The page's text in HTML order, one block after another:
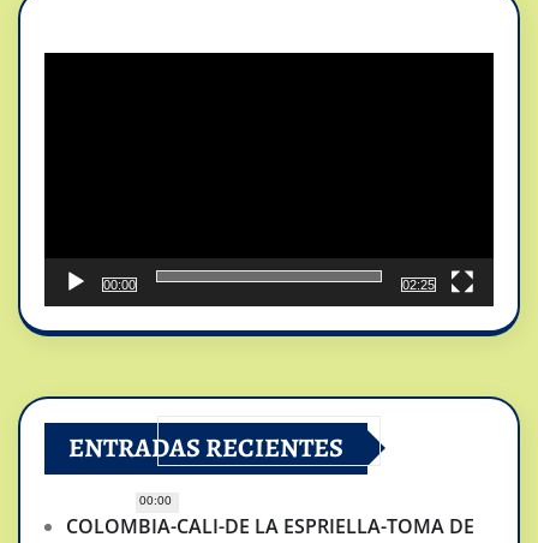
00:00
00:00
02:25
ENTRADAS RECIENTES
COLOMBIA-CALI-DE LA ESPRIELLA-TOMA DE